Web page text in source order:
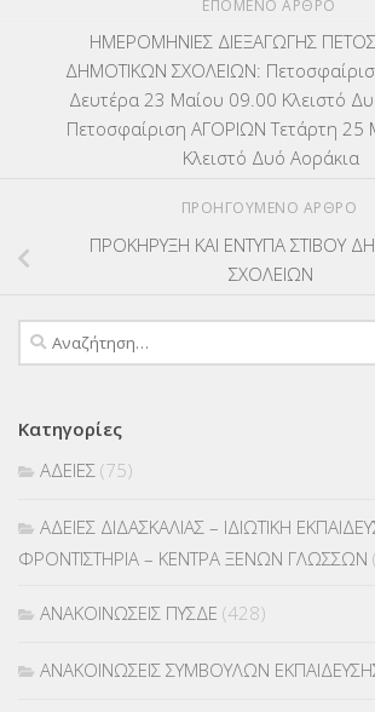
ΕΠΌΜΕΝΟ ΆΡΘΡΟ
ΗΜΕΡΟΜΗΝΙΕΣ ΔΙΕΞΑΓΩΓΗΣ
ΔΗΜΟΤΙΚΩΝ ΣΧΟΛΕΙΩΝ:
Δευτέρα 23 Μαίου 09.00 Κλειστό
Πετοσφαίριση ΑΓΟΡΙΩΝ Τετάρτη 25
Κλειστό Δυό Αοράκια
ΠΡΟΗΓΟΎΜΕΝΟ ΆΡΘΡΟ
ΠΡΟΚΗΡΥΞΗ ΚΑΙ ΕΝΤΥΠΑ ΣΤΙΒΟΥ
ΣΧΟΛΕΙΩΝ
Αναζήτηση
για:
Κατηγορίες
ΑΔΕΙΕΣ (75)
ΑΔΕΙΕΣ ΔΙΔΑΣΚΑΛΙΑΣ – ΙΔΙΩΤΙΚΗ
ΦΡΟΝΤΙΣΤΗΡΙΑ – ΚΕΝΤΡΑ ΞΕΝΩΝ ΓΛΩΣΣΩΝ
ΑΝΑΚΟΙΝΩΣΕΙΣ ΠΥΣΔΕ (428)
ΑΝΑΚΟΙΝΩΣΕΙΣ ΣΥΜΒΟΥΛΩΝ